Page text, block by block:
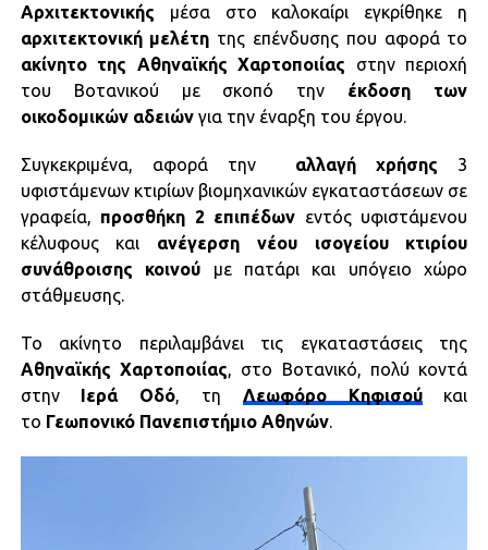
Αρχιτεκτονικής μέσα στο καλοκαίρι εγκρίθηκε η
αρχιτεκτονική μελέτη της επένδυσης που αφορά το
ακίνητο της Αθηναϊκής Χαρτοποιίας στην περιοχή
του Βοτανικού με σκοπό την έκδοση των
οικοδομικών αδειώνγια την έναρξη του έργου.
Συγκεκριμένα, αφορά την αλλαγή χρήσης 3
υφιστάμενων κτιρίων βιομηχανικών εγκαταστάσεων σε
γραφεία, προσθήκη 2 επιπέδων εντός υφιστάμενου
κέλυφους και ανέγερση νέου ισογείου κτιρίου
συνάθροισης κοινού με πατάρι και υπόγειο χώρο
στάθμευσης.
To ακίνητο περιλαμβάνει τις εγκαταστάσεις της
Αθηναϊκής Χαρτοποιίας, στο Βοτανικό, πολύ κοντά
στηνΙερά Οδό, τη Λεωφόρο Κηφισούκαι
το Γεωπονικό Πανεπιστήμιο Αθηνών.